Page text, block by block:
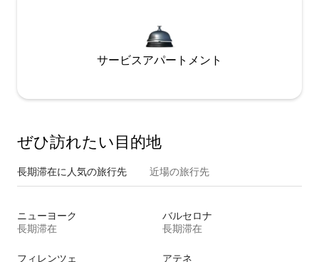
サービスアパートメント
ぜひ訪⁠れ⁠た⁠い目⁠的⁠地
長期滞在に人気の旅行先 近場の旅行先
ニューヨーク
長期滞在
バルセロナ
長期滞在
フィレンツェ
アテネ